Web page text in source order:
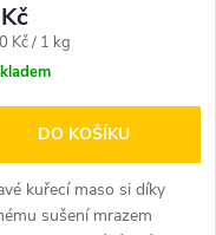
Kč / 1 kg
DO KOŠÍKU
kuřecí maso si díky
sušení mrazem